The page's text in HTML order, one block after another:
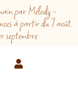
par Mélody -
partir du 7 août.
septembre